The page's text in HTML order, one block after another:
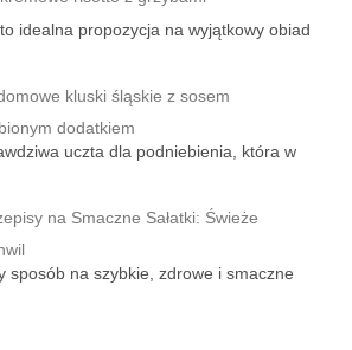
idealna propozycja na wyjątkowy obiad
kluski śląskie z sosem
dodatkiem
uczta dla podniebienia, która w
na Smaczne Sałatki: Świeże
sposób na szybkie, zdrowe i smaczne